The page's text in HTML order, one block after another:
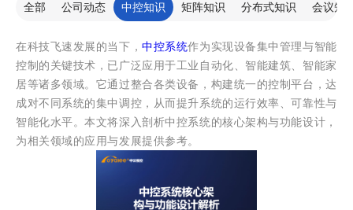
全部 公司动态 中控知识 矩阵知识 分布式知识 会议知
在科技飞速发展的当下，中控系统作为实现设备集中管理与智能
控制的关键技术，已广泛应用于工业自动化、智能建筑、智能家
居等诸多领域。它通过整合各类设备，构建统一的控制平台，达
成对不同系统的集中调控，从而提升系统的运行效率、可靠性与
智能化水平。本文将深入剖析中控系统的核心架构与功能设计，
为相关领域的应用与发展提供参考。